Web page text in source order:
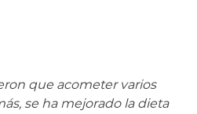
que acometer varios
se ha mejorado la dieta